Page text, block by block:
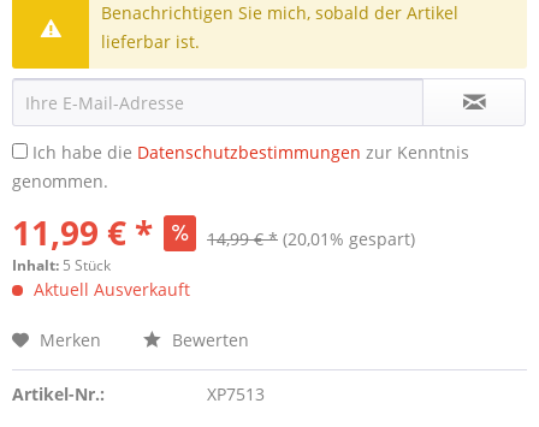
Benachrichtigen Sie mich, sobald der Artikel
lieferbar ist.
Ich habe die Datenschutzbestimmungen zur Kenntnis
genommen.
11,99 € * 14,99 € * (20,01% gespart)
Inhalt: 5 Stück
Aktuell Ausverkauft
Merken Bewerten
Artikel-Nr.: XP7513